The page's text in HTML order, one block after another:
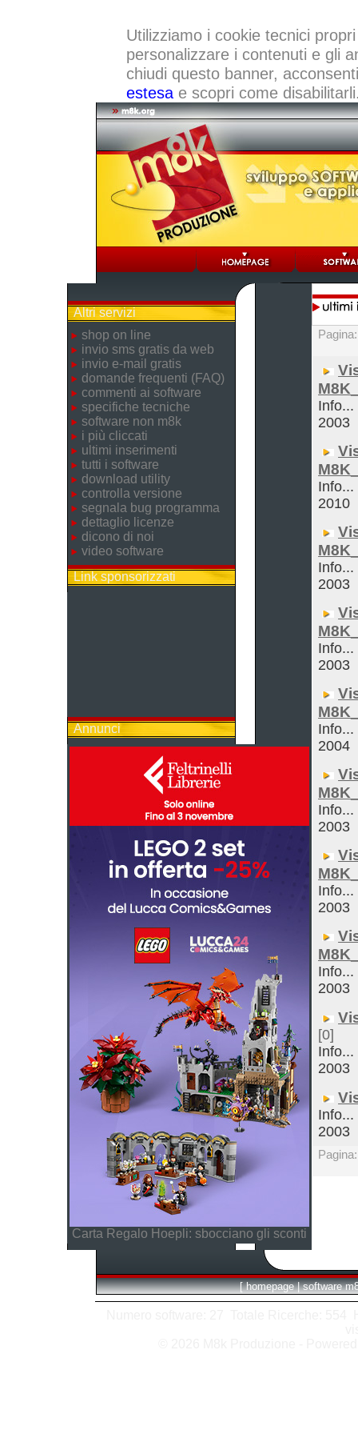
Utilizziamo i cookie tecnici
personalizzare i contenuti e gli
chiudi questo banner,
estesae scopri come
Altri servizi
shop on line
invio sms gratis da web
invio e-mail gratis
domande frequenti (FAQ)
commenti ai software
specifiche tecniche
software non m8k
i più cliccati
ultimi inserimenti
tutti i software
download utility
controlla versione
segnala bug programma
dettaglio licenze
dicono di noi
video software
Link sponsorizzati
Annunci
Carta Regalo Hoepli: sbocciano gli sconti
Info...
2003
Info...
2010
Info...
2003
Info...
2003
Info...
2004
Info...
2003
Info...
2003
Info...
2003
[0]
Info...
2003
Info...
2003
[ homepage | software